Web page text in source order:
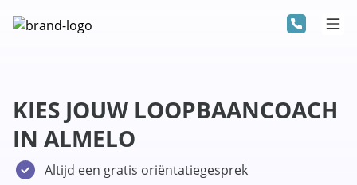
KIES JOUW LOOPBAANCOACH
IN ALMELO
Altijd een gratis oriëntatiegesprek